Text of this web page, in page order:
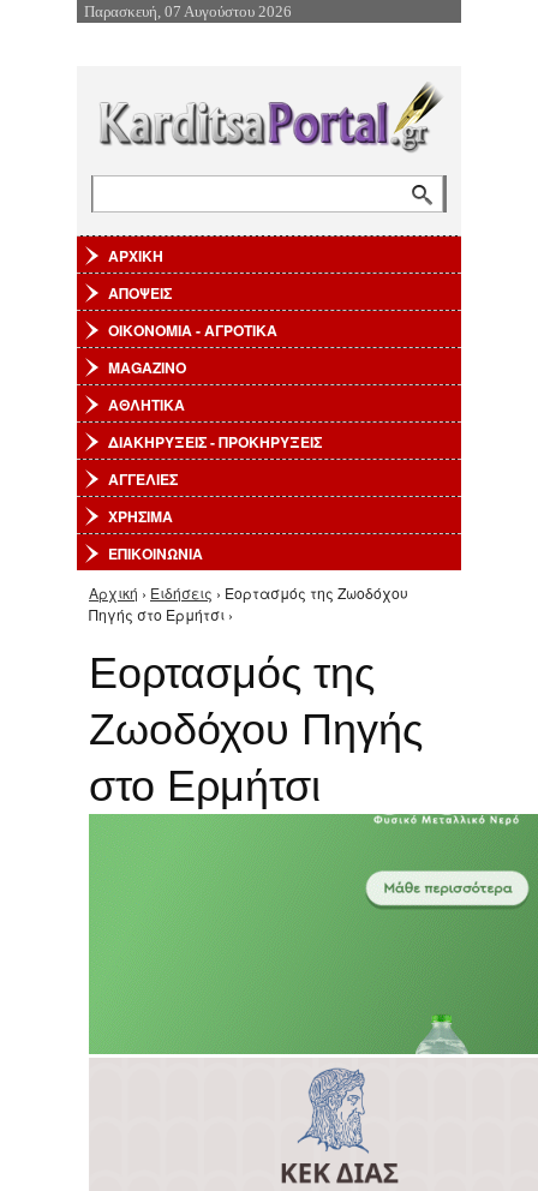
Επιστροφή στην Πλοήγηση
Παρασκευή, 07 Αυγούστου 2026
ΑΡΧΙΚΗ
ΑΠΟΨΕΙΣ
ΟΙΚΟΝΟΜΙΑ - ΑΓΡΟΤΙΚΑ
MAGAZINO
ΑΘΛΗΤΙΚΑ
ΔΙΑΚΗΡΥΞΕΙΣ - ΠΡΟΚΗΡΥΞΕΙΣ
ΑΓΓΕΛΙΕΣ
ΧΡΗΣΙΜΑ
ΕΠΙΚΟΙΝΩΝΙΑ
Είστε εδώ
Αρχική › Ειδήσεις › Εορτασμός της Ζωοδόχου
Πηγής στο Ερμήτσι ›
Εορτασμός της
Ζωοδόχου Πηγής
στο Ερμήτσι